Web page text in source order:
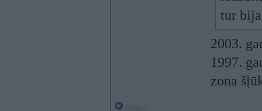
tur
2003.
1997.
zona